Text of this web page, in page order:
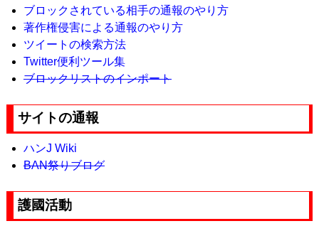
ブロックされている相手の通報のやり方
著作権侵害による通報のやり方
ツイートの検索方法
Twitter便利ツール集
ブロックリストのインポート
サイトの通報
ハンJ Wiki
BAN祭りブログ
護國活動